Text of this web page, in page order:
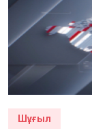
Шұғыл